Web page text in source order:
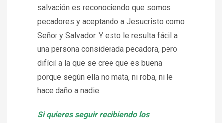
salvación es reconociendo que somos
pecadores y aceptando a Jesucristo como
Señor y Salvador. Y esto le resulta fácil a
una persona considerada pecadora, pero
difícil a la que se cree que es buena
porque según ella no mata, ni roba, ni le
hace daño a nadie.
Si quieres seguir recibiendo los